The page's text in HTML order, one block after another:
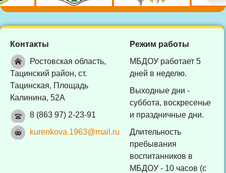
Контакты
Ростовская область,
Тацинский район, ст.
Тацинская, Площадь
Калинина, 52А
8 (863 97) 2-23-91
kurenkova.1963@mail.ru
Режим работы
МБДОУ работает 5
дней в неделю.
Выходные дни -
суббота, воскресенье
и праздничные дни.
Длительность
пребывания
воспитанников в
МБДОУ - 10 часов (с